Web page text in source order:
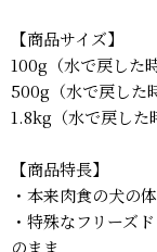
【商品サイズ】
100g（水で戻した
500g（水で戻した
1.8kg（水で戻した
【商品特長】
・本来肉食の犬の
・特殊なフリーズ